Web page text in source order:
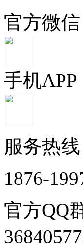
官方微信
手机APP
服务热线
1876-
官方QQ